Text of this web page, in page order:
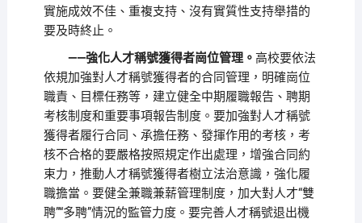
實施成效不佳、重複支持、沒有實質性支持舉措的
要及時終止。
——強化人才稱號獲得者崗位管理。 高校要依法
依規加強對人才稱號獲得者的合同管理，明確崗位
職責、目標任務等，建立健全中期履職報告、聘期
考核制度和重要事項報告制度。要加強對人才稱號
獲得者履行合同、承擔任務、發揮作用的考核，考
核不合格的要嚴格按照規定作出處理，增強合同約
束力，推動人才稱號獲得者樹立法治意識，強化履
職擔當。要健全兼職兼薪管理制度，加大對人才“雙
聘”“多聘”情況的監管力度。要完善人才稱號退出機